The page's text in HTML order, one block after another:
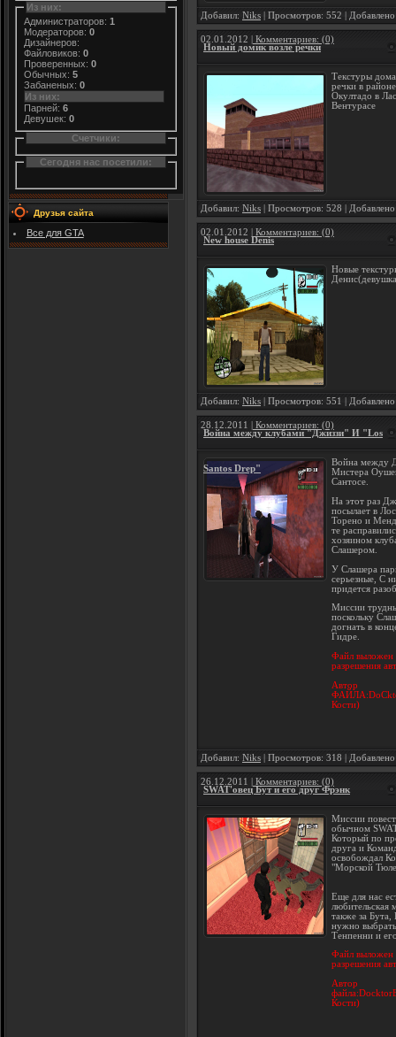
Из них:
Администраторов: 1
Модераторов: 0
Дизайнеров:
Файловиков: 0
Проверенных: 0
Обычных: 5
Забаненых: 0
Из них:
Парней: 6
Девушек: 0
Счетчики:
Сегодня нас посетили:
Друзья сайта
Все для GTA
Добавил: Niks | Просмотров: 552 |
02.01.2012 | Комментариев: (0)
Новый домик возле речки
Текстуры дома
речки в
Окултадо в Лас
Вентурасе
Добавил: Niks | Просмотров: 528 |
02.01.2012 | Комментариев: (0)
New house Denis
Новые
Добавил: Niks | Просмотров: 551 |
28.12.2011 | Комментариев: (0)
Война между клубами "Джиззи" И "Los
Santos Drep"
Война между
Мистера
Сантосе.
На этот раз
посылает в
Торено и
те
хозяином
Слашером.
У Слашера
серьезные, С
придется
Миссии
поскольку
догнать в
Гидре.
Файл выложен
разрешения
Автор
Кости)
Добавил: Niks | Просмотров: 318 |
26.12.2011 | Комментариев: (0)
SWAT'овец Бут и его друг Фрэнк
Миссии
обычном
Который по
друга и
освобождал
"Морской
Еще для нас
любительская
также за Бута,
нужно
Тенпенни и
Файл выложен
разрешения
Автор
Кости)